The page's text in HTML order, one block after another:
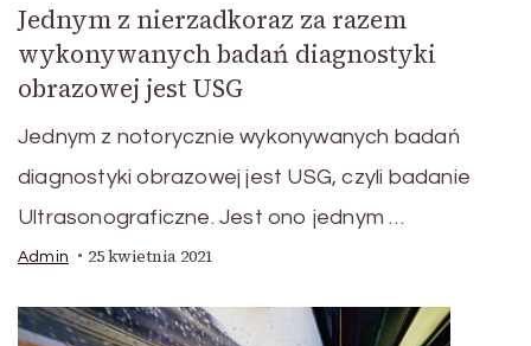
Jednym z nierzadkoraz za razem
wykonywanych badań diagnostyki
obrazowej jest USG
Jednym z notorycznie wykonywanych badań
diagnostyki obrazowej jest USG, czyli badanie
Ultrasonograficzne. Jest ono jednym …
Admin 25 kwietnia 2021